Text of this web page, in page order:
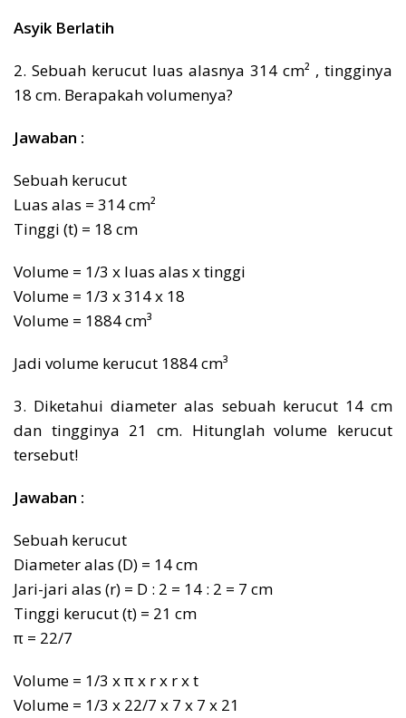
Asyik Berlatih
2. Sebuah kerucut luas alasnya 314 cm² , tingginya
18 cm. Berapakah volumenya?
Jawaban :
Sebuah kerucut
Luas alas = 314 cm²
Tinggi (t) = 18 cm
Volume = 1/3 x luas alas x tinggi
Volume = 1/3 x 314 x 18
Volume = 1884 cm³
Jadi volume kerucut 1884 cm³
3. Diketahui diameter alas sebuah kerucut 14 cm
dan tingginya 21 cm. Hitunglah volume kerucut
tersebut!
Jawaban :
Sebuah kerucut
Diameter alas (D) = 14 cm
Jari-jari alas (r) = D : 2 = 14 : 2 = 7 cm
Tinggi kerucut (t) = 21 cm
π = 22/7
Volume = 1/3 x π x r x r x t
Volume = 1/3 x 22/7 x 7 x 7 x 21